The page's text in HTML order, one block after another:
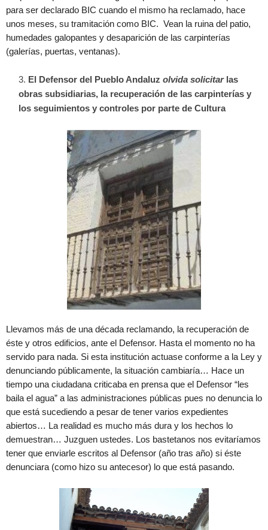
para ser declarado BIC cuando el mismo ha reclamado, hace
unos meses, su tramitación como BIC. Vean la ruina del patio,
humedades galopantes y desaparición de las carpinterías
(galerías, puertas, ventanas).
El Defensor del Pueblo Andaluz olvida solicitarlas
obras subsidiarias, la recuperación de las carpinterías y
los seguimientos y controles por parte de Cultura
Llevamos más de una década reclamando, la recuperación de
éste y otros edificios, ante el Defensor. Hasta el momento no ha
servido para nada. Si esta institución actuase conforme a la Ley y
denunciando públicamente, la situación cambiaría… Hace un
tiempo una ciudadana criticaba en prensa que el Defensor “les
baila el agua” a las administraciones públicas pues no denuncia lo
que está sucediendo a pesar de tener varios expedientes
abiertos… La realidad es mucho más dura y los hechos lo
demuestran… Juzguen ustedes. Los bastetanos nos evitaríamos
tener que enviarle escritos al Defensor (año tras año) si éste
denunciara (como hizo su antecesor) lo que está pasando.